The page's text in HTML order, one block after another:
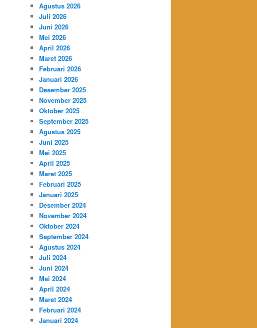
Agustus 2026
Juli 2026
Juni 2026
Mei 2026
April 2026
Maret 2026
Februari 2026
Januari 2026
Desember 2025
November 2025
Oktober 2025
September 2025
Agustus 2025
Juni 2025
Mei 2025
April 2025
Maret 2025
Februari 2025
Januari 2025
Desember 2024
November 2024
Oktober 2024
September 2024
Agustus 2024
Juli 2024
Juni 2024
Mei 2024
April 2024
Maret 2024
Februari 2024
Januari 2024